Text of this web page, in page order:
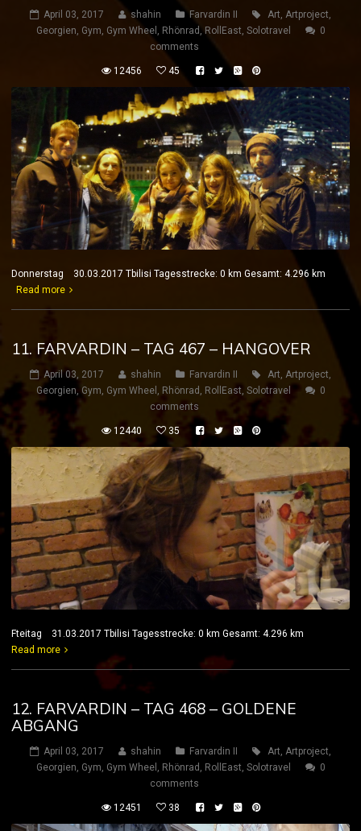
April 03, 2017 shahin Farvardin II Art, Artproject,
Georgien, Gym, Gym Wheel , Rhönrad , RollEast, Solotravel
0
comments
12456 45
Donnerstag 30.03.2017 Tbilisi Tagesstrecke: 0 km Gesamt: 4.296 km
Read more
11. FARVARDIN – TAG 467 – HANGOVER
April 03, 2017 shahin Farvardin II Art, Artproject,
Georgien, Gym, Gym Wheel , Rhönrad , RollEast, Solotravel
0
comments
12440 35
Fteitag 31.03.2017 Tbilisi Tagesstrecke: 0 km Gesamt: 4.296 km
Read more
12. FARVARDIN – TAG 468 – GOLDENE
ABGANG
April 03, 2017 shahin Farvardin II Art, Artproject,
Georgien, Gym, Gym Wheel , Rhönrad , RollEast, Solotravel
0
comments
12451 38